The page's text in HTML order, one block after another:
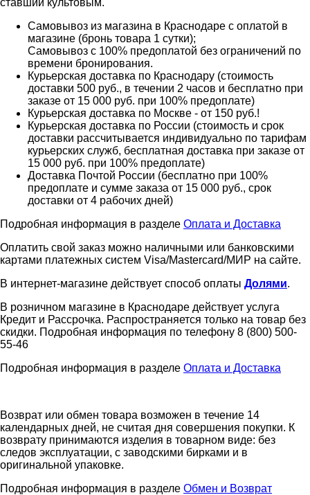
Самовывоз из магазина в Краснодаре с оплатой в
магазине (бронь товара 1 сутки);
Самовывоз с 100% предоплатой без ограничений по
времени бронирования.
Курьерская доставка по Краснодару (стоимость
доставки 500 руб., в течении 2 часов и бесплатно при
заказе от 15 000 руб. при 100% предоплате)
Курьерская доставка по Москве - от 150 руб.!
Курьерская доставка по России (стоимость и срок
доставки рассчитывается индивидуально по тарифам
курьерских служб, бесплатная доставка при заказе от
15 000 руб. при 100% предоплате)
Доставка Почтой России (бесплатно при 100%
предоплате и сумме заказа от 15 000 руб., срок
доставки от 4 рабочих дней)
Подробная информация в разделе Оплата и Доставка
Оплатить свой заказ можно наличными или банковскими
картами платежных систем Visa/Mastercard/МИР на сайте.
В интернет-магазине действует способ оплаты Долями.
В розничном магазине в Краснодаре действует услуга
Кредит и Рассрочка. Распространяется только на товар без
скидки. Подробная информация по телефону 8 (800) 500-
55-46
Подробная информация в разделе Оплата и Доставка
Возврат или обмен товара возможен в течение 14
календарных дней, не считая дня совершения покупки. К
возврату принимаются изделия в товарном виде: без
следов эксплуатации, с заводскими бирками и в
оригинальной упаковке.
Подробная информация в разделе Обмен и Возврат